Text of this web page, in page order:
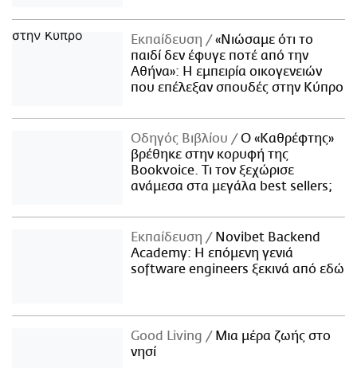
Εκπαίδευση
«Νιώσαμε ότι το
παιδί δεν έφυγε ποτέ από την
Αθήνα»: Η εμπειρία οικογενειών
που επέλεξαν σπουδές στην Κύπρο
Οδηγός Βιβλίου
Ο «Καθρέφτης»
βρέθηκε στην κορυφή της
Bookvoice. Τι τον ξεχώρισε
ανάμεσα στα μεγάλα best sellers;
Εκπαίδευση
Novibet Backend
Academy: Η επόμενη γενιά
software engineers ξεκινά από εδώ
Good Living
Μια μέρα ζωής στο
νησί